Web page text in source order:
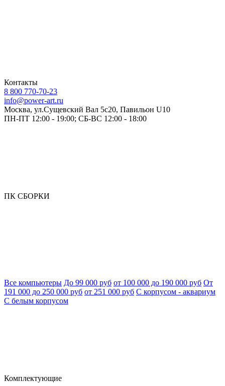
Контакты
8 800 770-70-23
info@power-art.ru
Москва, ул.Сущевский Вал 5с20, Павильон U10
ПН-ПТ 12:00 - 19:00; СБ-ВС 12:00 - 18:00
ПК СБОРКИ
Все компьютеры До 99 000 руб от 100 000 до 190 000 руб От
191 000 до 250 000 руб от 251 000 руб С корпусом - аквариум
С белым корпусом
Комплектующие